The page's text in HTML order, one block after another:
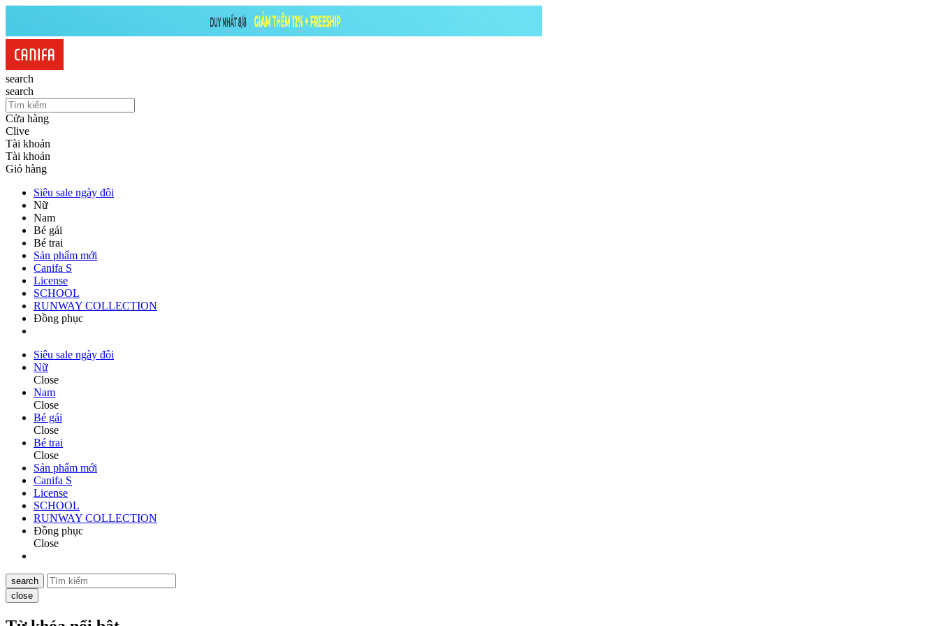
search
search
Cửa hàng
Clive
Tài khoản
Tài khoản
Giỏ hàng
Siêu sale ngày đôi
Nữ
Nam
Bé gái
Bé trai
Sản phẩm mới
Canifa S
License
SCHOOL
RUNWAY COLLECTION
Đồng phục
Siêu sale ngày đôi
Nữ
Close
Nam
Close
Bé gái
Close
Bé trai
Close
Sản phẩm mới
Canifa S
License
SCHOOL
RUNWAY COLLECTION
Đồng phục
Close
search
close